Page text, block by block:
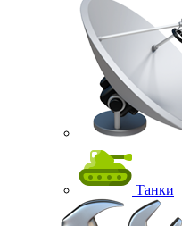
Танки